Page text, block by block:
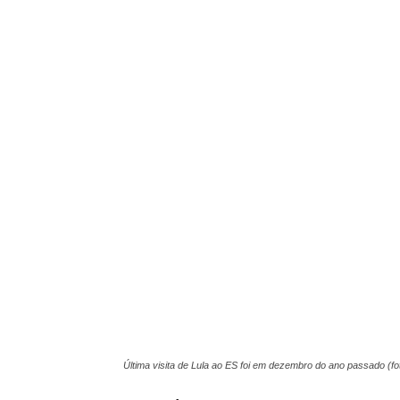
Última visita de Lula ao ES foi em dezembro do ano passado